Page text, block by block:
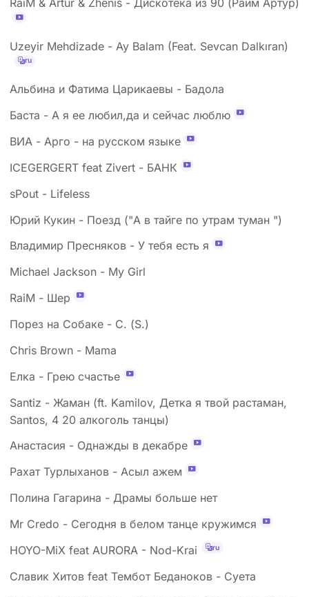
Uzeyir Mehdizade - Ay Balam (Feat. Sevcan Dalkıran)
ru
Альбина и Фатима Царикаевы - Бадола
Баста - А я ее любил,да и сейчас люблю
ВИА - Арго - на русском языке
ICEGERGERT feat Zivert - БАНК
sPout - Lifeless
Юрий Кукин - Поезд ("А в тайге по утрам туман ")
Владимир Пресняков - У тебя есть я
Michael Jackson - My Girl
RaiM - Шер
Порез на Собаке - С. (S.)
Chris Brown - Mama
Елка - Грею счастье
Santiz - Жаман (ft. Kamilov, Детка я твой растаман,
Santos, 4 20 алкоголь танцы)
Анастасия - Однажды в декабре
Рахат Турлыханов - Асыл ажем
Полина Гагарина - Драмы больше нет
Mr Credo - Сегодня в белом танце кружимся
HOYO-MiX feat AURORA - Nod-Krai
ru
Славик Хитов feat Тембот Беданоков - Суета